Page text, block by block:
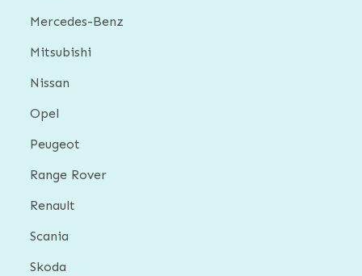
Mercedes-Benz
Mitsubishi
Nissan
Opel
Peugeot
Range Rover
Renault
Scania
Skoda